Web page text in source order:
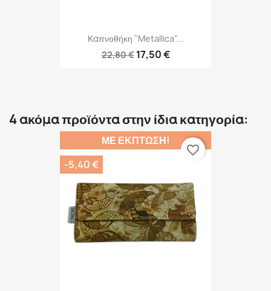
Καπνοθήκη "Metallica"...
22,80 € 17,50 €
4 ακόμα προϊόντα στην ίδια κατηγορία:
ΜΕ ΈΚΠΤΩΣΗ!
-5,40 €
favorite_border